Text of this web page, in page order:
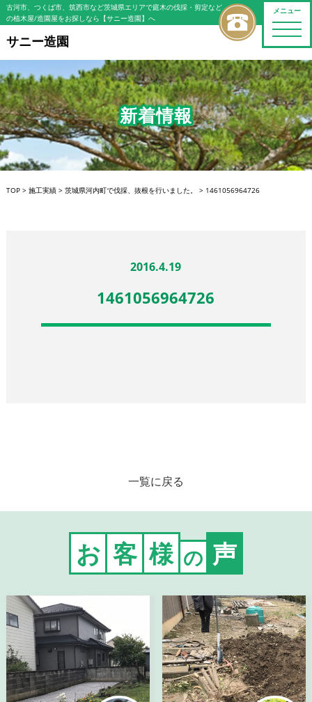
メニュー
toggle
古河市、つくば市、筑西市など茨城県エリアで庭木の伐採・剪定など
の植木屋/造園屋をお探しなら【サニー造園】へ
サニー造園
新着情報
TOP> 施工実績> 茨城県河内町で伐採、抜根を行いました。 > 1461056964726
2016.4.19
1461056964726
一覧に戻る
お 客 様 の 声